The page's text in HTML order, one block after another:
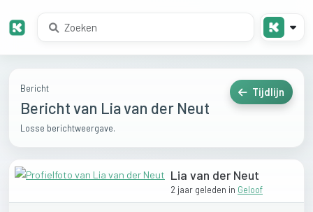
Bericht
Bericht van Lia van der Neut
Losse berichtweergave.
Tijdlijn
Lia van der Neut
2 jaar geleden in Geloof